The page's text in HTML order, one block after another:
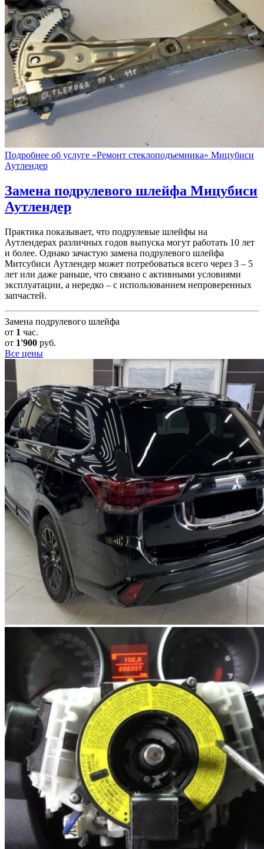
Подробнее об услуге «Ремонт стеклоподъемника» Мицубиси
Аутлендер
Замена подрулевого шлейфа Мицубиси
Аутлендер
Практика показывает, что подрулевые шлейфы на
Аутлендерах различных годов выпуска могут работать 10 лет
и более. Однако зачастую замена подрулевого шлейфа
Митсубиси Аутлендер может потребоваться всего через 3 – 5
лет или даже раньше, что связано с активными условиями
эксплуатации, а нередко – с использованием непроверенных
запчастей.
Замена подрулевого шлейфа
от 1 час.
от 1'900 руб.
Все цены